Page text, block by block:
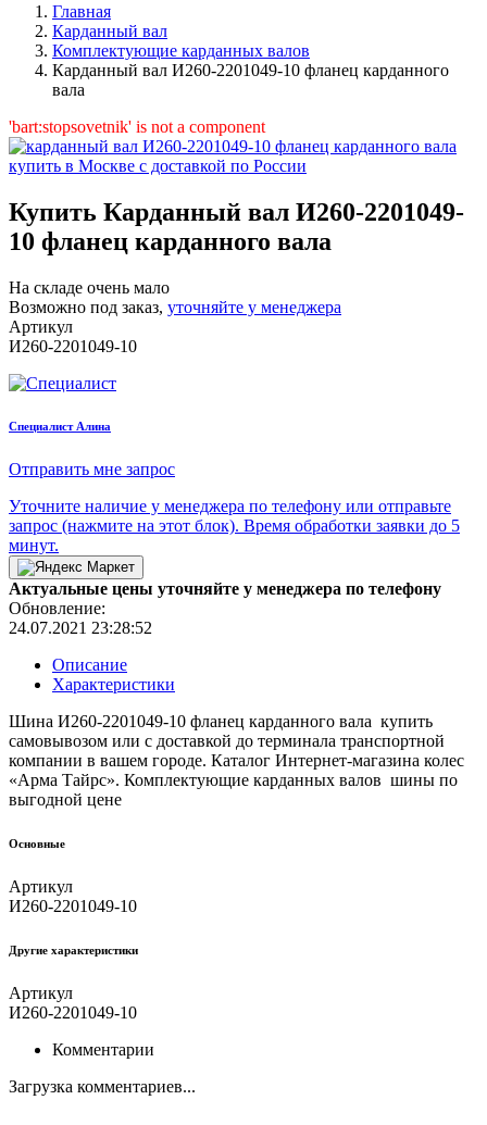
Главная
Карданный вал
Комплектующие карданных валов
Карданный вал И260-2201049-10 фланец карданного
вала
'bart:stopsovetnik' is not a component
Купить Карданный вал И260-2201049-
10 фланец карданного вала
На складе очень мало
Возможно под заказ, уточняйте у менеджера
Артикул
И260-2201049-10
Cпециалист Алина
Отправить мне запрос
Уточните наличие у менеджера по телефону или отправьте
запрос (нажмите на этот блок). Время обработки заявки до 5
минут.
Актуальные цены уточняйте у менеджера по телефону
Обновление:
24.07.2021 23:28:52
Описание
Характеристики
Шина И260-2201049-10 фланец карданного вала купить
самовывозом или с доставкой до терминала транспортной
компании в вашем городе. Каталог Интернет-магазина колес
«Арма Тайрс». Комплектующие карданных валов шины по
выгодной цене
Основные
Артикул
И260-2201049-10
Другие xарактеристики
Артикул
И260-2201049-10
Комментарии
Загрузка комментариев...